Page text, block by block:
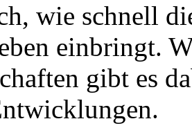
wie schnell
einbringt.
gibt es